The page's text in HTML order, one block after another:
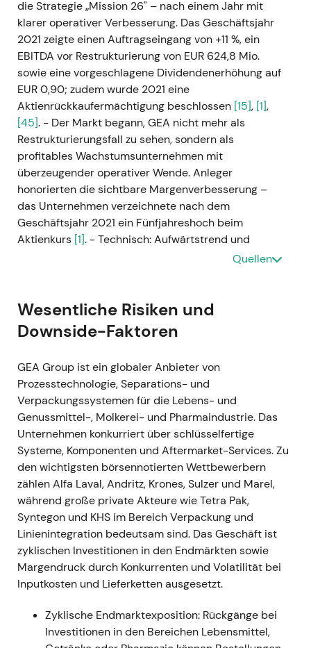
die Strategie „Mission 26" – nach einem Jahr mit
klarer operativer Verbesserung. Das Geschäftsjahr
2021 zeigte einen Auftragseingang von +11 %, ein
EBITDA vor Restrukturierung von EUR 624,8 Mio.
sowie eine vorgeschlagene Dividendenerhöhung auf
EUR 0,90; zudem wurde 2021 eine
Aktienrückkaufermächtigung beschlossen [15], [1],
[45]. - Der Markt begann, GEA nicht mehr als
Restrukturierungsfall zu sehen, sondern als
profitables Wachstumsunternehmen mit
überzeugender operativer Wende. Anleger
honorierten die sichtbare Margenverbesserung –
das Unternehmen verzeichnete nach dem
Geschäftsjahr 2021 ein Fünfjahreshoch beim
Aktienkurs [1]. - Technisch: Aufwärtstrend und
Ausbruch, mit Trendverstärkung durch verbesserte
16. August 2021 – 30. Dezember 2022
300 Mio.) in zwei Tranchen durchgeführt – bis
Ende 2022 hatte GEA insgesamt 8.161.096
eigene Aktien zurückgekauft und dafür im
Geschäftsjahr rund EUR 205,6 Mio.
aufgewendet
, [38]
Die Rückkäufe wurden als klares Bekenntnis
zur Kapitalrückführung und als Beleg für die
Ertragskraft gewertet; das stärkte das
Vertrauen in die Entwicklung von EPS und
ROCE.
Technisch: Strukturelle Unterstützung des
Aktienkurses; eine Konsolidierungsphase
mündete in eine nachhaltige
Aufwärtsbewegung, begleitet von den
7. März 2023 (Ergebnisse Geschäftsjahr
Quellen
Wesentliche Risiken und
Downside-Faktoren
GEA Group ist ein globaler Anbieter von
Prozesstechnologie, Separations- und
Verpackungssystemen für die Lebens- und
Genussmittel-, Molkerei- und Pharmaindustrie. Das
Unternehmen konkurriert über schlüsselfertige
Systeme, Komponenten und Aftermarket-Services. Zu
den wichtigsten börsennotierten Wettbewerbern
zählen Alfa Laval, Andritz, Krones, Sulzer und Marel,
während große private Akteure wie Tetra Pak,
Syntegon und KHS im Bereich Verpackung und
Linienintegration bedeutsam sind. Das Geschäft ist
zyklischen Investitionen in den Endmärkten sowie
Margendruck durch Konkurrenten und Volatilität bei
Inputkosten und Lieferketten ausgesetzt.
Zyklische Endmarktexposition: Rückgänge bei
Investitionen in den Bereichen Lebensmittel,